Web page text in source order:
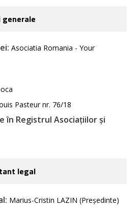
Asociatia Romania - Your
Pasteur nr. 76/18
în Registrul Asociațiilor și
legal
Marius-Cristin LAZIN (Președinte)